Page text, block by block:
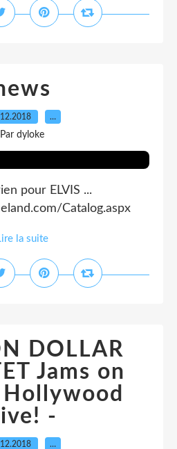
…
Par dyloke
pour ELVIS ...
Catalog.aspx
la suite
DOLLAR
Jams on
Hollywood
-
…